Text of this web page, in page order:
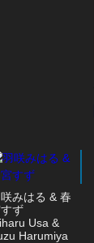
みはる & 春
ず
Usa &
Harumiya